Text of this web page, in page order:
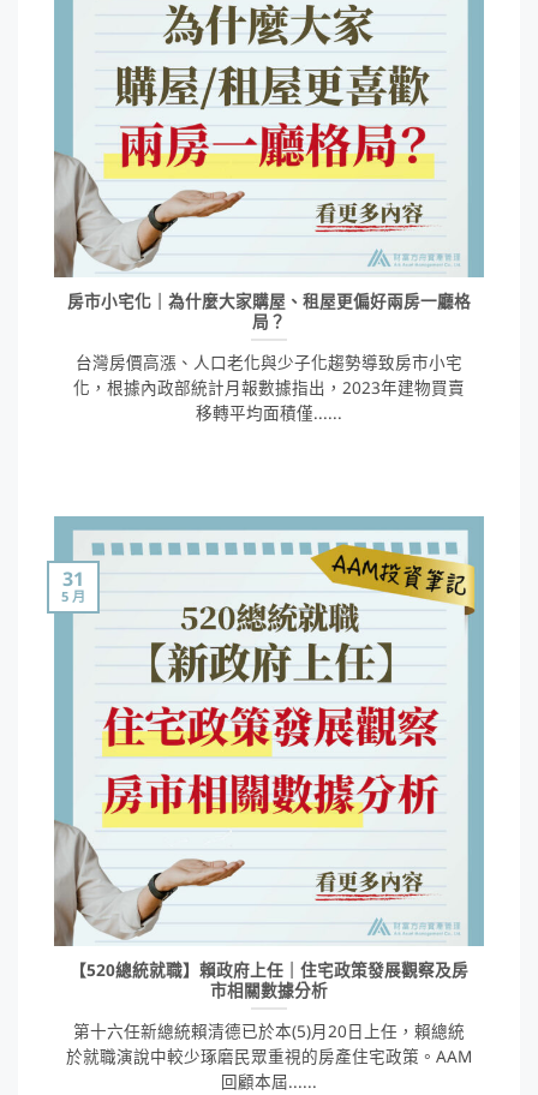
房市小宅化｜為什麼大家購屋、租屋更偏好兩房一廳格
局？
台灣房價高漲、人口老化與少子化趨勢導致房市小宅
化，根據內政部統計月報數據指出，2023年建物買賣
移轉平均面積僅......
【520總統就職】賴政府上任｜住宅政策發展觀察及房
市相關數據分析
第十六任新總統賴清德已於本(5)月20日上任，賴總統
於就職演說中較少琢磨民眾重視的房產住宅政策。AAM
回顧本屆......
31
5 月